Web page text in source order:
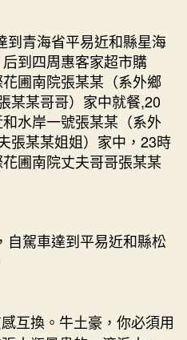
青海省平易近和縣星海
到四周惠客家超市購
圃南院張某某（系外鄉
某某哥哥）家中就餐,20
水岸一號張某某（系外
張某某姐姐）家中，23時
圃南院丈夫哥哥張某某
駕車達到平易近和縣松
互換。牛土豪，你必須用